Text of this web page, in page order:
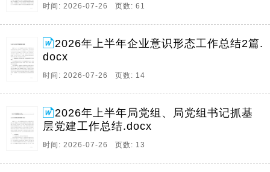
时间: 2026-07-26 页数: 61
2026年上半年企业意识形态工作总结2篇.
docx
时间: 2026-07-26 页数: 14
2026年上半年局党组、局党组书记抓基
层党建工作总结.docx
时间: 2026-07-26 页数: 13